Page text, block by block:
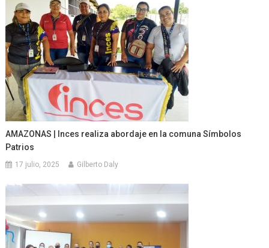
AMAZONAS | Inces realiza abordaje en la comuna Símbolos
Patrios
17 julio, 2025 Gilberto Daly